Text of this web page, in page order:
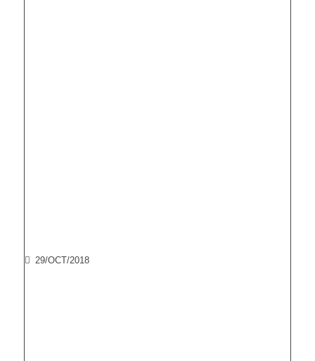
29/OCT/2018